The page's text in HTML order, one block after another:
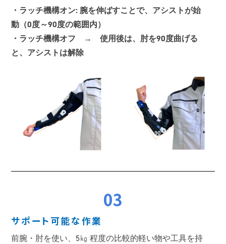
・ラッチ機構オン: 腕を伸ばすことで、アシストが始
動（0度～90度の範囲内）
・ラッチ機構オフ → 使用後は、肘を90度曲げる
と、アシストは解除
03
サポート可能な作業
前腕・肘を使い、5㎏ 程度の比較的軽い物や工具を持